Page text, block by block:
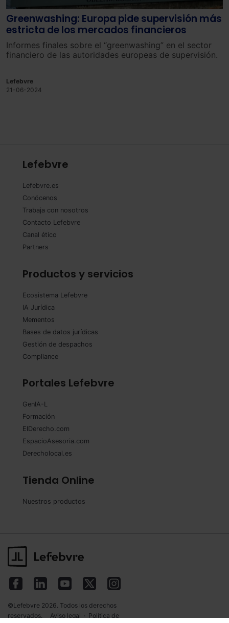
Greenwashing: Europa pide supervisión más
estricta de los mercados financieros
Informes finales sobre el “greenwashing” en el sector
financiero de las autoridades europeas de supervisión.
Lefebvre
21-06-2024
Lefebvre
Lefebvre.es
Conócenos
Trabaja con nosotros
Contacto Lefebvre
Canal ético
Partners
Productos y servicios
Ecosistema Lefebvre
IA Jurídica
Mementos
Bases de datos jurídicas
Gestión de despachos
Compliance
Portales Lefebvre
GenIA-L
Formación
ElDerecho.com
EspacioAsesoria.com
Derecholocal.es
Tienda Online
Nuestros productos
©Lefebvre 2026. Todos los derechos
reservados.
Aviso legal · Política de